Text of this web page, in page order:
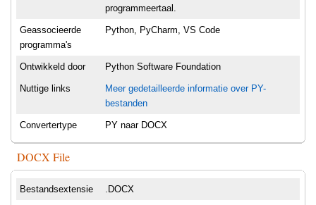
programmeertaal.
Geassocieerde
programma's
Python, PyCharm, VS Code
Ontwikkeld door Python Software Foundation
Nuttige links
Meer gedetailleerde informatie over PY-
bestanden
Convertertype PY naar DOCX
DOCX File
Bestandsextensie .DOCX